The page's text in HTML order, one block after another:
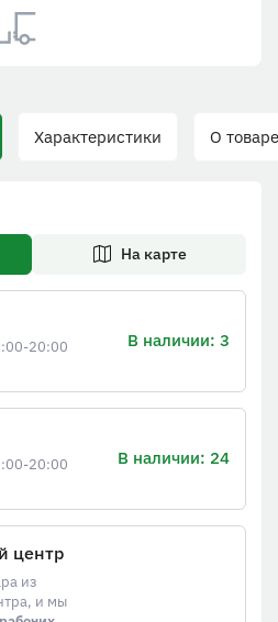
Характеристики О товаре
На карте
20:00
В наличии: 3
20:00
В наличии: 24
центр
из
и мы